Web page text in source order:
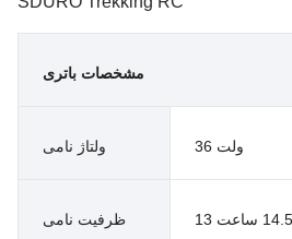
مشخصات باتری
ولتاژ نامی 36 ولت
ظرفیت نامی